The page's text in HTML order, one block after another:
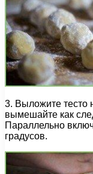
3. Выложите тесто
вымешайте как
Параллельно
градусов.